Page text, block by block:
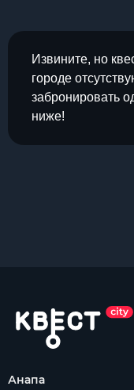
Извините, но
городе
забронировать
ниже!
Анапа